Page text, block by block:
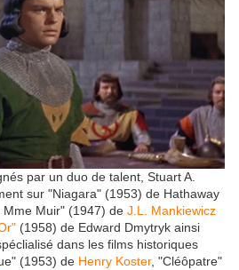
par un duo de talent, Stuart A.
sur "Niagara" (1953) de Hathaway
Muir" (1947) de J.L. Mankiewicz
(1958) de Edward Dmytryk ainsi
dans les films historiques
(1953) de Henry Koster, "Cléôpatre"